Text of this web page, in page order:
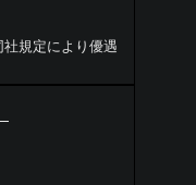
規定により優遇